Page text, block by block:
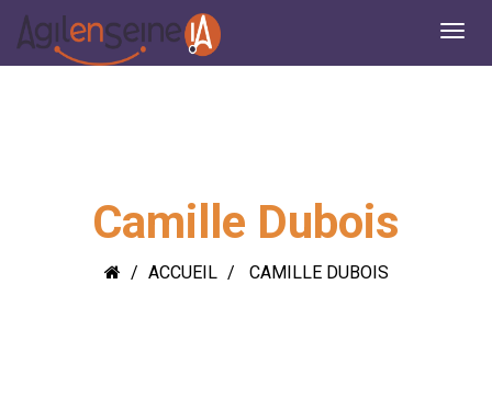
Camille Dubois
ACCUEIL CAMILLE DUBOIS